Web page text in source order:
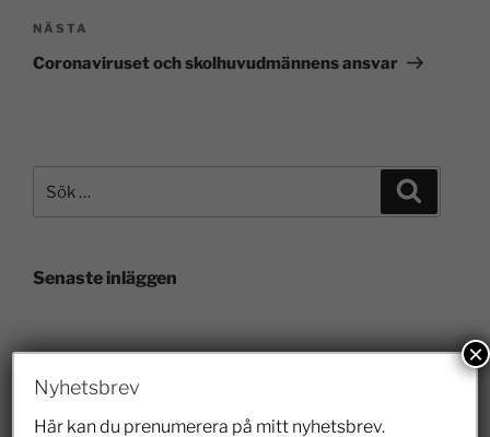
NÄSTA
Coronaviruset och skolhuvudmännens ansvar
Senaste inläggen
Veterinärbrist löses inte av prisregleringar
28 juli 2026
Nyhetsbrev
Här kan du prenumerera på mitt nyhetsbrev.
×